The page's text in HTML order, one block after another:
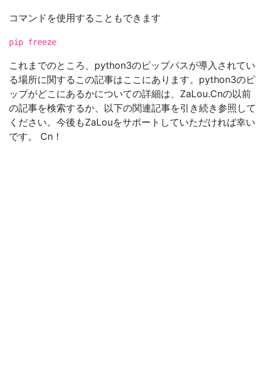
コマンドを使用することもできます
pip freeze
これまでのところ、python3のピップパスが導入されてい
る場所に関するこの記事はここにあります。python3のピ
ップがどこにあるかについての詳細は、ZaLou.Cnの以前
の記事を検索するか、以下の関連記事を引き続き参照して
ください。今後もZaLouをサポートしていただければ幸い
です。 Cn！